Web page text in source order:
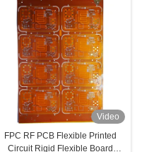
Video
FPC RF PCB Flexible Printed
Circuit Rigid Flexible Board